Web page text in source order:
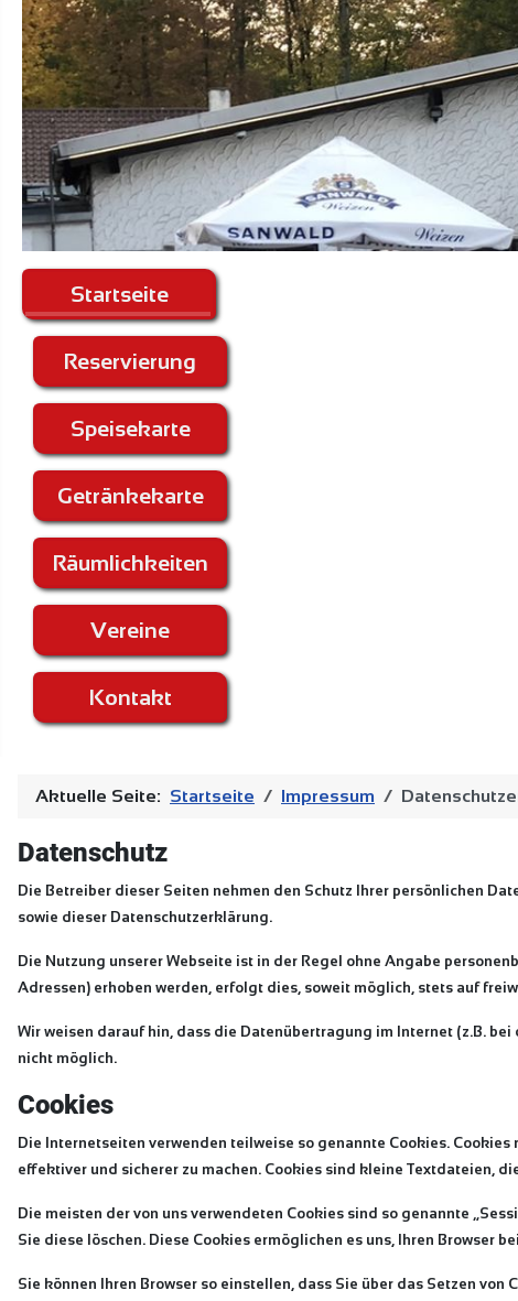
Startseite
Reservierung
Speisekarte
Getränkekarte
Räumlichkeiten
Vereine
Kontakt
Aktuelle Seite: Startseite Impressum
Datenschutz
Die Betreiber dieser Seiten nehmen den Schutz Ihrer persönlichen
sowie dieser Datenschutzerklärung.
Die Nutzung unserer Webseite ist in der Regel ohne Angabe
Adressen) erhoben werden, erfolgt dies, soweit möglich, stets auf
Wir weisen darauf hin, dass die Datenübertragung im Internet (z.B.
nicht möglich.
Cookies
Die Internetseiten verwenden teilweise so genannte Cookies.
effektiver und sicherer zu machen. Cookies sind kleine Textdateien,
Die meisten der von uns verwendeten Cookies sind so genannte
Sie diese löschen. Diese Cookies ermöglichen es uns, Ihren Browser
Sie können Ihren Browser so einstellen, dass Sie über das Setzen